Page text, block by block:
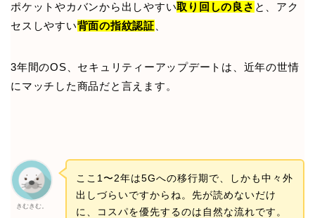
ポケットやカバンから出しやすい取り回しの良さ と、アク
セスしやすい背面の指紋認証
3年間のOS、セキュリティーアップデートは、近年の世情
にマッチした商品だと言えます。
きむきむ。
ここ1〜2年は5Gへの移行期で、しかも中々外
出しづらいですからね。先が読めないだけ
に、コスパを優先するのは自然な流れです。